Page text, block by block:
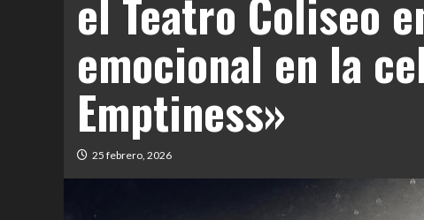
el Teatro Coliseo
emocional en la
Emptiness»
25 febrero, 2026